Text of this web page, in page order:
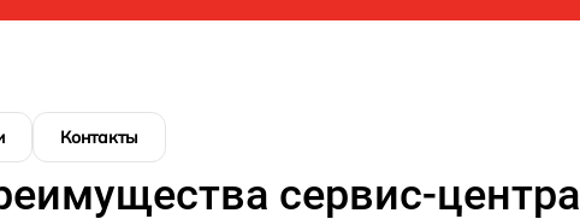
Контакты
сервис-центра